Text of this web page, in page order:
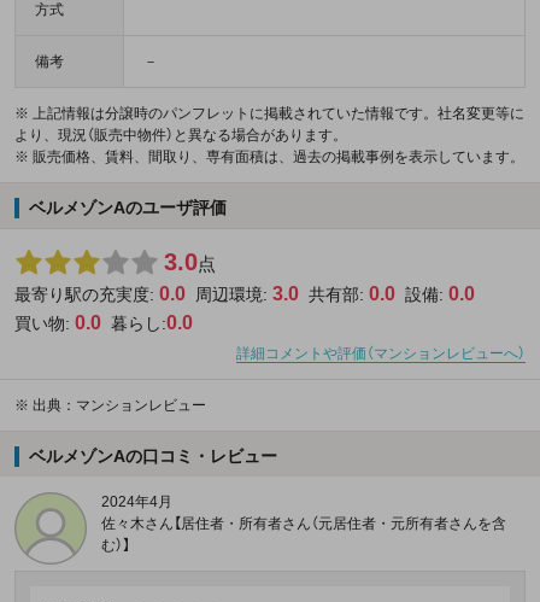
方式
備考 －
※ 上記情報は分譲時のパンフレットに掲載されていた情報です。社名変更等に
より、現況（販売中物件）と異なる場合があります。
※ 販売価格、賃料、間取り、専有面積は、過去の掲載事例を表示しています。
ベルメゾンAのユーザ評価
3.0点
最寄り駅の充実度: 0.0 周辺環境: 3.0 共有部: 0.0 設備: 0.0
買い物: 0.0 暮らし:0.0
詳細コメントや評価（マンションレビューへ）
※ 出典：マンションレビュー
ベルメゾンAの口コミ・レビュー
2024年4月
佐々木さん【居住者・所有者さん（元居住者・元所有者さんを含
む）】